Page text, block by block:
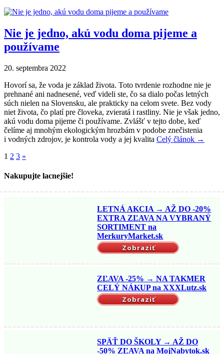
Nie je jedno, akú vodu doma pijeme a
používame
20. septembra 2022
Hovorí sa, že voda je základ života. Toto tvrdenie rozhodne nie je
prehnané ani nadnesené, veď videli ste, čo sa dialo počas letných
súch nielen na Slovensku, ale prakticky na celom svete. Bez vody
niet života, čo platí pre človeka, zvieratá i rastliny. Nie je však jedno,
akú vodu doma pijeme či používame. Zvlášť v tejto dobe, keď
čelíme aj mnohým ekologickým hrozbám v podobe znečistenia
i vodných zdrojov, je kontrola vody a jej kvalita Celý článok →
1 2 3 »
Nakupujte lacnejšie!
LETNÁ AKCIA → AŽ DO -20%
EXTRA ZĽAVA NA VYBRANÝ
SORTIMENT na
MerkuryMarket.sk
Zobraziť
ZĽAVA -25% → NA TAKMER
CELÝ NÁKUP na XXXLutz.sk
Zobraziť
SPÄŤ DO ŠKOLY → AŽ DO
-50% ZĽAVA na MojNabytok.sk